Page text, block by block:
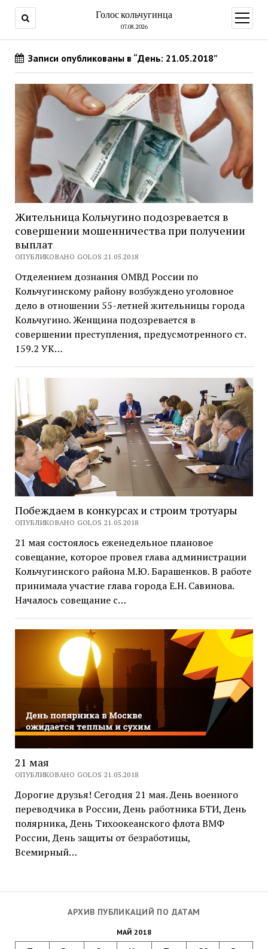
Голос кольчугинца
07.08.2026
меню
АРХИВ ПУБЛИКАЦИЙ ПО ДАТАМ
МАЙ 2018
Записи опубликованы в “День: 21.05.2018”
Жительница Кольчугино подозревается в
совершении мошенничества при получении
выплат
ОПУБЛИКОВАНО GOLOS 21.05.2018
Отделением дознания ОМВД России по
Кольчугинскому району возбуждено уголовное
дело в отношении 55-летней жительницы города
Кольчугино. Женщина подозревается в
совершении преступления, предусмотренного ст.
159.2 УК…
Побеждаем в конкурсах и строим тротуары
ОПУБЛИКОВАНО GOLOS 21.05.2018
21 мая состоялось еженедельное плановое
совещание, которое провел глава администрации
Кольчугинского района М.Ю. Барашенков. В работе
принимала участие глава города Е.Н. Савинова.
Началось совещание с…
21 мая
ОПУБЛИКОВАНО GOLOS 21.05.2018
Дорогие друзья! Сегодня 21 мая. День военного
переводчика в России, День работника БТИ, День
полярника, День Тихоокеанского флота ВМФ
России, День защиты от безработицы,
Всемирный…